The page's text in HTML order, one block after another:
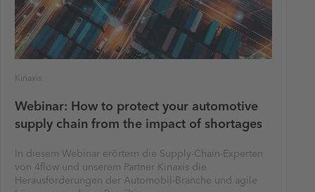
Kinaxis
Webinar: How to protect your automotive
supply chain from the impact of shortages
In diesem Webinar erörtern die Supply-Chain-Experten
von 4flow und unserem Partner Kinaxis die
Herausforderungen der Automobil-Branche und agile